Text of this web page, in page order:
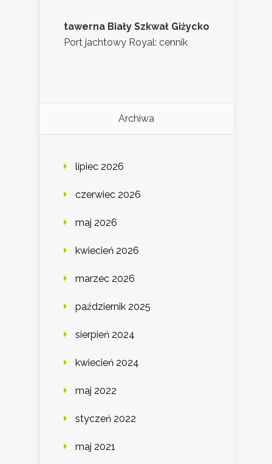
tawerna Biały Szkwał Giżycko
Port jachtowy Royal: cennik
Archiwa
lipiec 2026
czerwiec 2026
maj 2026
kwiecień 2026
marzec 2026
październik 2025
sierpień 2024
kwiecień 2024
maj 2022
styczeń 2022
maj 2021